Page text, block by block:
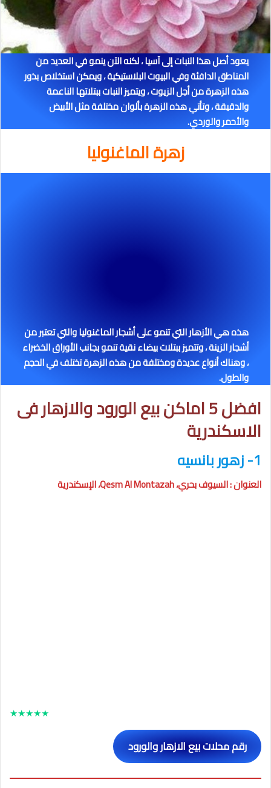
يعود أصل هذا النبات إلى آسيا ، لكنه الآن ينمو في العديد من
المناطق الدافئة وفي البيوت البلاستيكية ، ويمكن استخلاص بذور
هذه الزهرة من أجل الزيوت ، ويتميز النبات ببتلاتهاالناعمة
والدقيقة ، وتأتي هذه الزهرة بألوان مختلفة مثل الأبيض
والأحمر والوردي.
زهرة الماغنوليا
هذه هي الأزهار التي تنمو على أشجار الماغنوليا والتي تعتبر من
أشجار الزينة ، وتتميز ببتلات بيضاء نقية تنمو بجانب الأوراق الخضراء
، وهناك أنواع عديدة ومختلفة من هذه الزهرة تختلف في الحجم
والطول.
افضل 5 اماكن بيع الورود والازهار فى
الاسكندرية
1- زهور بانسيه
العنوان : السيوف بحري، Qesm Al Montazah، الإسكندرية
★
★
★
★
★
رقم محلات بيع الازهار والورود